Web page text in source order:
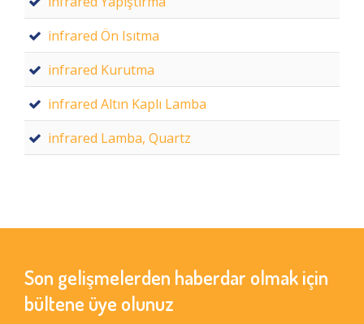
infrared Ön Isıtma
infrared Kurutma
infrared Altın Kaplı Lamba
infrared Lamba, Quartz
Son gelişmelerden haberdar olmak için
bültene üye olunuz